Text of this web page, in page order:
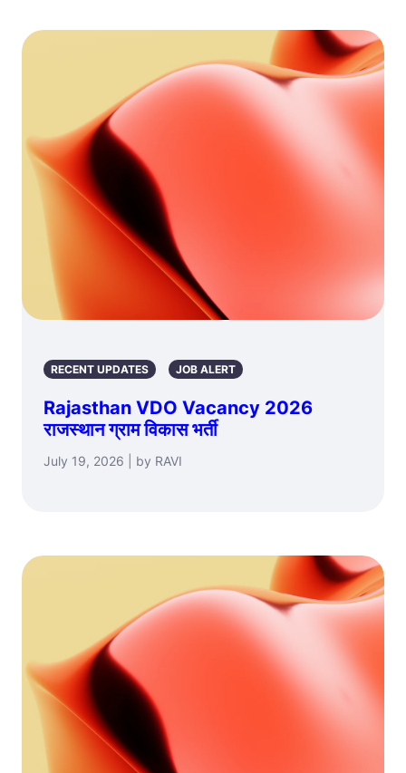
RECENT UPDATES JOB ALERT
Rajasthan VDO Vacancy 2026
राजस्थान ग्राम विकास भर्ती
July 19, 2026 | by RAVI